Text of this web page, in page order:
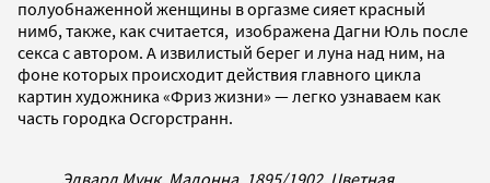
полуобнаженной женщины в оргазме сияет красный
нимб, также, как считается, изображена Дагни Юль после
секса с автором. А извилистый берег и луна над ним, на
фоне которых происходит действия главного цикла
картин художника «Фриз жизни» — легко узнаваем как
часть городка Осгорстранн.
Эдвард Мунк, Мадонна, 1895/1902, Цветная